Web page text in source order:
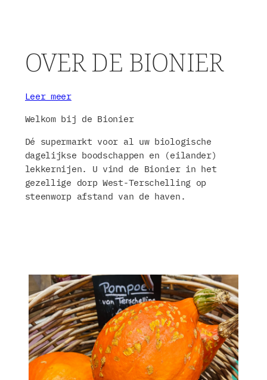
OVER DE BIONIER
Leer meer
Welkom bij de Bionier
Dé supermarkt voor al uw biologische
dagelijkse boodschappen en (eilander)
lekkernijen. U vind de Bionier in het
gezellige dorp West-Terschelling op
steenworp afstand van de haven.